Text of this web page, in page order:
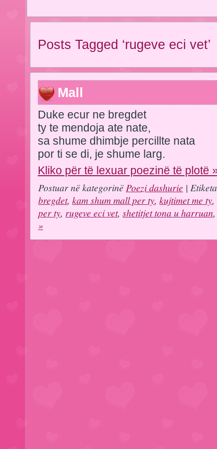
Posts Tagged ‘rugeve eci vet’
Mall
Duke ecur ne bregdet
ty te mendoja ate nate,
sa shume dhimbje percillte nata
por ti se di, je shume larg.
Kliko për të lexuar poezinë të plotë
Postuar në kategorinë Poezi dashurie |
bregdet, kam shum mall per ty, kujtimet me ty,
per ty, rugeve eci vet, shetitjet tona u harruan
»